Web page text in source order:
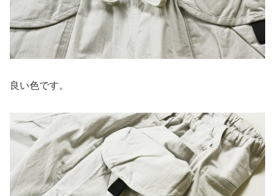
良い色です。